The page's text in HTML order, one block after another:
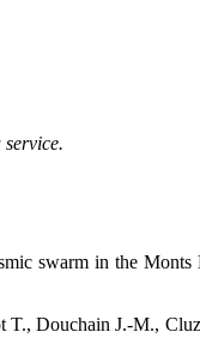
service.
swarm in the
T., Douchain J.-M.,